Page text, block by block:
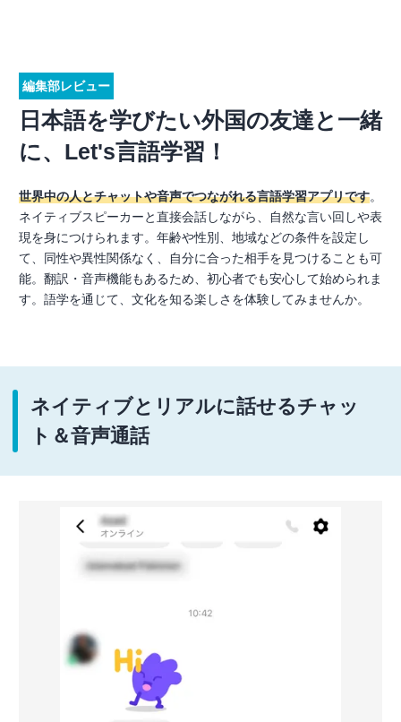
編集部レビュー
日本語を学びたい外国の友達と一緒
に、Let's言語学習！
世界中の人とチャットや音声でつながれる言語学習アプリです。
ネイティブスピーカーと直接会話しながら、自然な言い回しや表
現を身につけられます。年齢や性別、地域などの条件を設定し
て、同性や異性関係なく、自分に合った相手を見つけることも可
能。翻訳・音声機能もあるため、初心者でも安心して始められま
す。語学を通じて、文化を知る楽しさを体験してみませんか。
ネイティブとリアルに話せるチャッ
ト＆音声通話